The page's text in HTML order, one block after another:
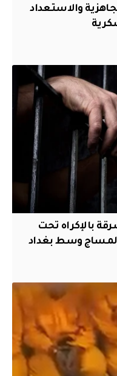
والاستعداد
بالإكراه تحت
المساج وسط بغداد